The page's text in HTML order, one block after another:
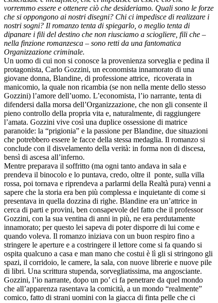
vorremmo essere e ottenere ciò che desideriamo. Quali sono le forze
che si oppongono ai nostri disegni? Chi ci impedisce di realizzare i
nostri sogni? Il romanzo tenta di spiegarlo, o meglio tenta di
dipanare i fili del destino che non riusciamo a sciogliere, fili che –
nella finzione romanzesca – sono retti da una fantomatica
Organizzazione criminale.
Un uomo di cui non si conosce la provenienza sorveglia e pedina il
protagonista, Carlo Gozzini, un economista innamorato di una
giovane donna, Blandine, di professione attrice, ricoverata in
manicomio, la quale non ricambia (se non nella mente dello stesso
Gozzini) l’amore dell’uomo. L’economista, l’io narrante, tenta di
difendersi dalla morsa dell’Organizzazione, che non gli consente il
pieno controllo della propria vita e, naturalmente, di raggiungere
l’amata. Gozzini vive così una duplice ossessione di matrice
paranoide: la “prigionia” e la passione per Blandine, due situazioni
che potrebbero essere le facce della stessa medaglia. Il romanzo si
conclude con il disvelamento della verità: in forma non di discesa,
bensì di ascesa all’inferno.
Mentre preparava il soffritto (ma ogni tanto andava in sala e
prendeva il binocolo e lo puntava, credo, oltre il ponte, sulla villa
rossa, poi tornava e riprendeva a parlarmi della Realtà pura) venni a
sapere che la storia era ben più complessa e inquietante di come si
presentava in quella dozzina di righe. Blandine era un’attrice in
cerca di parti e provini, ben consapevole del fatto che il professor
Gozzini, con la sua ventina di anni in più, ne era perdutamente
innamorato; per questo lei sapeva di poter disporre di lui come e
quando voleva. Il romanzo iniziava con un buon respiro fino a
stringere le aperture e a costringere il lettore come si fa quando si
ospita qualcuno a casa e man mano che costui è lì gli si stringono gli
spazi, il corridoio, le camere, la sala, con nuove librerie e nuove pile
di libri. Una scrittura stupenda, sorvegliatissima, ma angosciante.
Gozzini, l’io narrante, dopo un po’ ci fa penetrare da quel mondo
che all’apparenza rasentava la comicità, a un mondo “realmente”
comico, fatto di strani uomini con la giacca di finta pelle che ci